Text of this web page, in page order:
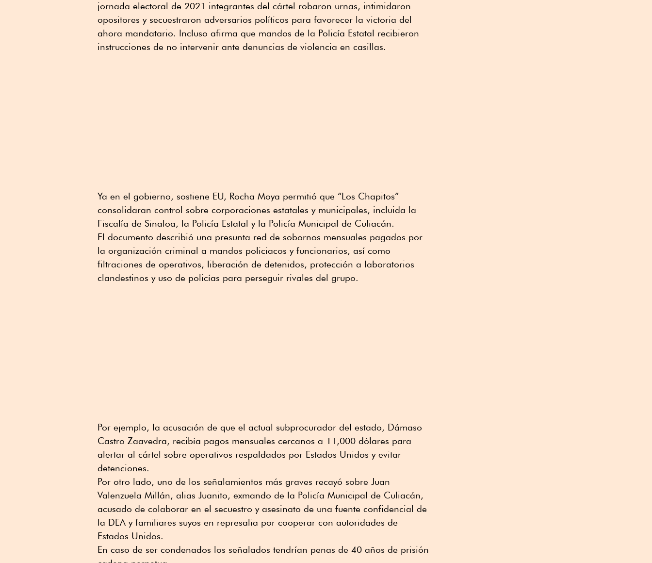
jornada electoral de 2021 integrantes del cártel robaron urnas, intimidaron
opositores y secuestraron adversarios políticos para favorecer la victoria del
ahora mandatario. Incluso afirma que mandos de la Policía Estatal recibieron
instrucciones de no intervenir ante denuncias de violencia en casillas.
Ya en el gobierno, sostiene EU, Rocha Moya permitió que “Los Chapitos”
consolidaran control sobre corporaciones estatales y municipales, incluida la
Fiscalía de Sinaloa, la Policía Estatal y la Policía Municipal de Culiacán.
El documento describió una presunta red de sobornos mensuales pagados por
la organización criminal a mandos policiacos y funcionarios, así como
filtraciones de operativos, liberación de detenidos, protección a laboratorios
clandestinos y uso de policías para perseguir rivales del grupo.
Por ejemplo, la acusación de que el actual subprocurador del estado, Dámaso
Castro Zaavedra, recibía pagos mensuales cercanos a 11,000 dólares para
alertar al cártel sobre operativos respaldados por Estados Unidos y evitar
detenciones.
Por otro lado, uno de los señalamientos más graves recayó sobre Juan
Valenzuela Millán, alias Juanito, exmando de la Policía Municipal de Culiacán,
acusado de colaborar en el secuestro y asesinato de una fuente confidencial de
la DEA y familiares suyos en represalia por cooperar con autoridades de
Estados Unidos.
En caso de ser condenados los señalados tendrían penas de 40 años de prisión